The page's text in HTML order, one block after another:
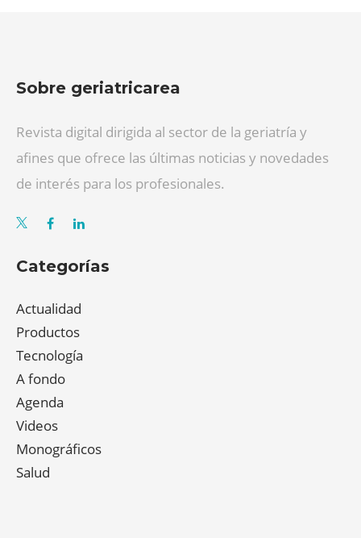
Sobre geriatricarea
Revista digital dirigida al sector de la geriatría y
afines que ofrece las últimas noticias y novedades
de interés para los profesionales.
Categorías
Actualidad
Productos
Tecnología
A fondo
Agenda
Videos
Monográficos
Salud